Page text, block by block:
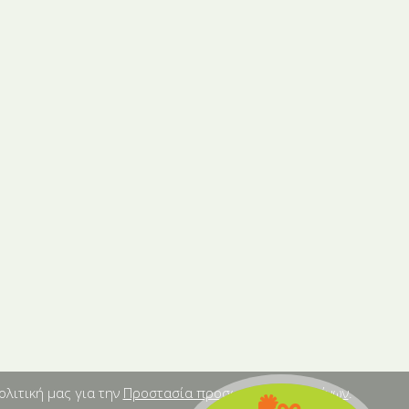
μας για την Προστασία προσωπικών δεδομένων.